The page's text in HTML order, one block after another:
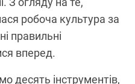
робоча культура за
правильні
вперед.
десять інструментів,